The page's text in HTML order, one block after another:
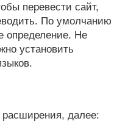
перевести сайт,
По умолчанию
определение. Не
установить
далее: